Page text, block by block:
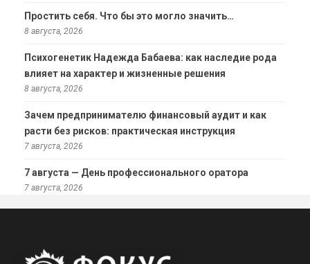
Простить себя. Что бы это могло значить…
8 августа, 2026
Психогенетик Надежда Бабаева: как наследие рода
влияет на характер и жизненные решения
8 августа, 2026
Зачем предпринимателю финансовый аудит и как
расти без рисков: практическая инструкция
7 августа, 2026
7 августа — День профессионального оратора
7 августа, 2026